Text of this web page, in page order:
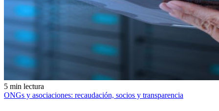
5 min lectura
ONGs y asociaciones: recaudación, socios y transparencia